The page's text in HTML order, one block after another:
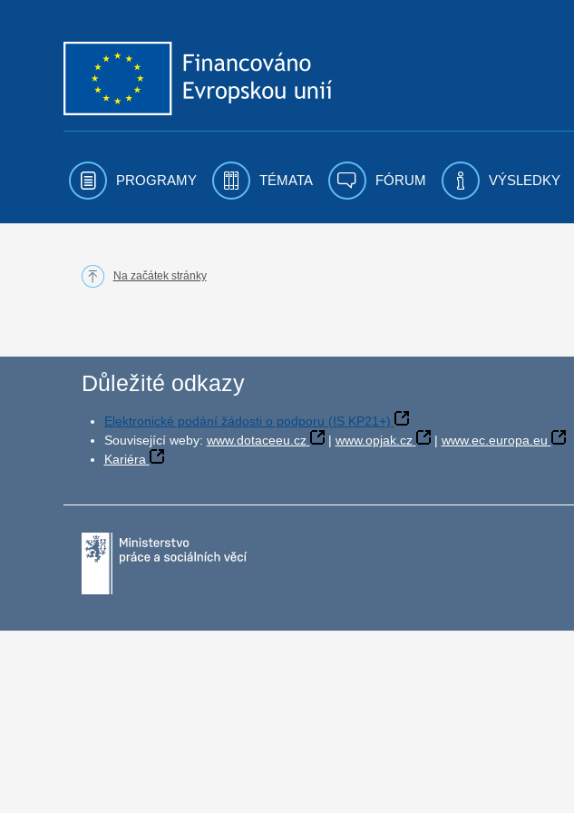
PROGRAMY TÉMATA FÓRUM VÝSLEDKY
Na začátek stránky
Důležité odkazy
Elektronické podání žádosti o podporu (IS KP21+)
Související weby: www.dotaceeu.cz | www.opjak.cz | www.ec.europa.eu
Kariéra